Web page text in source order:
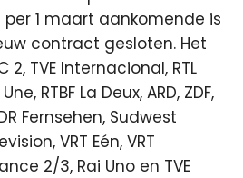
1 maart aankomende is
contract gesloten. Het
2, TVE Internacional, RTL
RTBF La Deux, ARD, ZDF,
Fernsehen, Sudwest
VRT Eén, VRT
2/3, Rai Uno en TVE